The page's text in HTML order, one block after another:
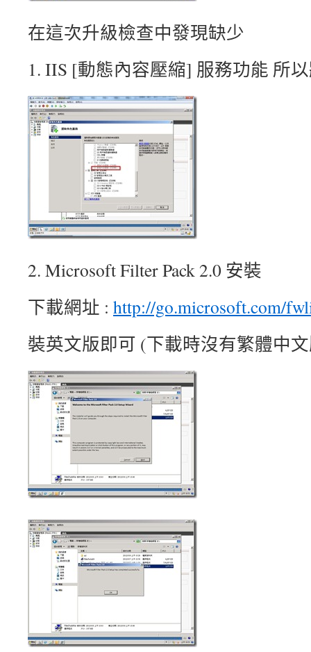
在這次升級檢查中發現缺少
1. IIS [動態內容壓縮] 服務功能 所
2. Microsoft Filter Pack 2.0 安裝
下載網址 : http://go.microsoft.com/
裝英文版即可 (下載時沒有繁體中